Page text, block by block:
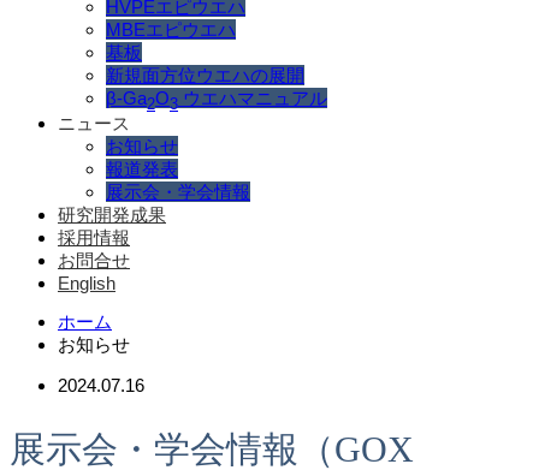
HVPEエピウエハ
MBEエピウエハ
基板
新規面方位ウエハの展開
β-Ga2O3 ウエハマニュアル
ニュース
お知らせ
報道発表
展示会・学会情報
研究開発成果
採用情報
お問合せ
English
ホーム
お知らせ
2024.07.16
展示会・学会情報（GOX